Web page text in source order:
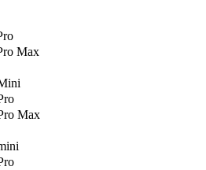
Max
Max